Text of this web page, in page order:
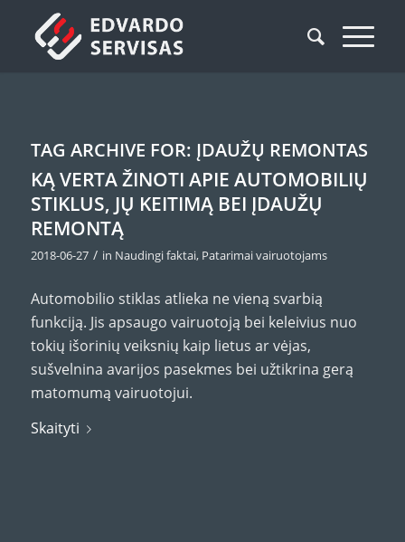
TAG ARCHIVE FOR: ĮDAUŽŲ REMONTAS
KĄ VERTA ŽINOTI APIE AUTOMOBILIŲ
STIKLUS, JŲ KEITIMĄ BEI ĮDAUŽŲ
REMONTĄ
2018-06-27 / in Naudingi faktai, Patarimai vairuotojams
Automobilio stiklas atlieka ne vieną svarbią
funkciją. Jis apsaugo vairuotoją bei keleivius nuo
tokių išorinių veiksnių kaip lietus ar vėjas,
sušvelnina avarijos pasekmes bei užtikrina gerą
matomumą vairuotojui.
Skaityti